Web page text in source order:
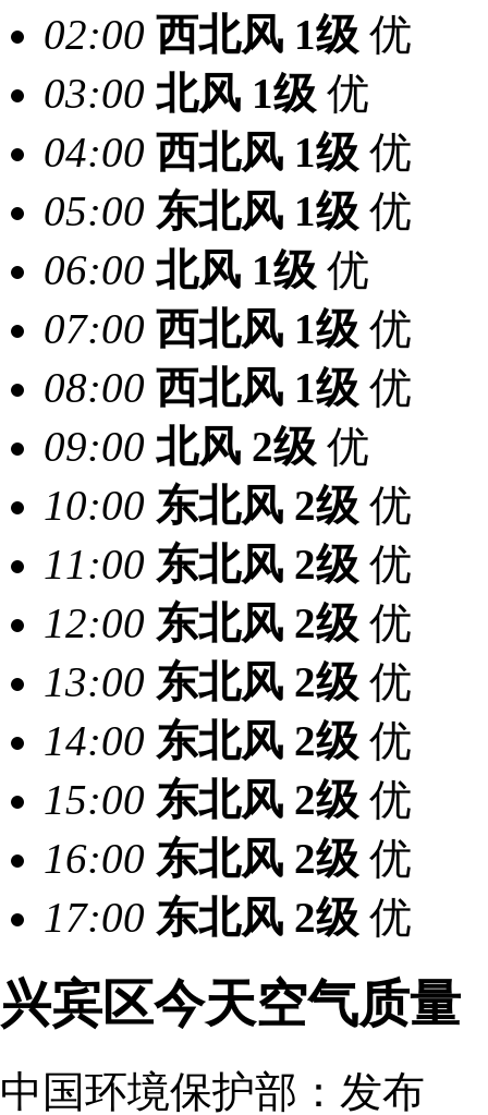
02:00 西北风 1级 优
03:00 北风 1级 优
04:00 西北风 1级 优
05:00 东北风 1级 优
06:00 北风 1级 优
07:00 西北风 1级 优
08:00 西北风 1级 优
09:00 北风 2级 优
10:00 东北风 2级 优
11:00 东北风 2级 优
12:00 东北风 2级 优
13:00 东北风 2级 优
14:00 东北风 2级 优
15:00 东北风 2级 优
16:00 东北风 2级 优
17:00 东北风 2级 优
兴宾区今天空气质量
中国环境保护部： 发布